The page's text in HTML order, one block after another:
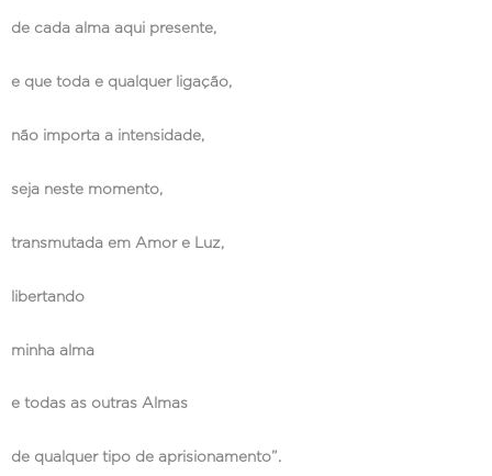
de cada alma aqui presente,
e que toda e qualquer ligação,
não importa a intensidade,
seja neste momento,
transmutada em Amor e Luz,
libertando
minha alma
e todas as outras Almas
de qualquer tipo de aprisionamento”.